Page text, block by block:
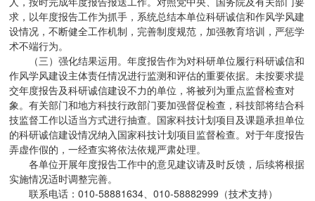
求，以年度报告工作为抓手，系统总结本单位科研诚信和作风学风建
设情况，不断健全工作机制，完善制度规范，加强教育培训，严惩学
术不端行为。
（三）强化结果运用。年度报告作为对科研单位履行科研诚信和
作风学风建设主体责任情况进行监测和评估的重要依据。未按要求提
交年度报告及科研诚信建设不力的单位，将被列为重点监督检查对
象。有关部门和地方科技行政部门要加强督促检查，科技部将结合科
技监督工作以适当方式进行抽查。国家科技计划项目及课题承担单位
的科研诚信建设情况纳入国家科技计划项目监督检查。对于年度报告
弄虚作假的，一经查实将依法依规严肃处理。
各单位开展年度报告工作中的意见建议请及时反馈，后续将根据
实施情况适时调整完善。
联系电话：010-58881634、010-58882999（技术支持）